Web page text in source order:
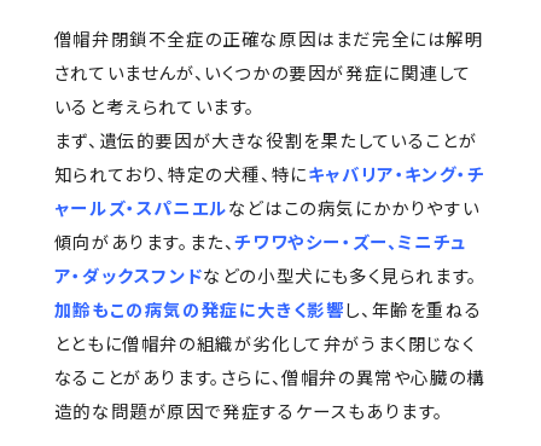
僧帽弁閉鎖不全症の正確な原因はまだ完全には解明
されていませんが、いくつかの要因が発症に関連して
いると考えられています。
まず、遺伝的要因が大きな役割を果たしていることが
知られており、特定の犬種、特にキャバリア・キング・チ
ャールズ・スパニエルなどはこの病気にかかりやすい
傾向があります。また、チワワやシー・ズー、ミニチュ
ア・ダックスフンドなどの小型犬にも多く見られます。
加齢もこの病気の発症に大きく影響し、年齢を重ねる
とともに僧帽弁の組織が劣化して弁がうまく閉じなく
なることがあります。さらに、僧帽弁の異常や心臓の構
造的な問題が原因で発症するケースもあります。